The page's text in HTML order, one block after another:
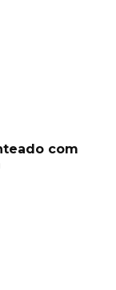
com